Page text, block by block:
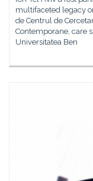
multifaceted legacy
de Centrul de
Contemporane, care
Universitatea Ben